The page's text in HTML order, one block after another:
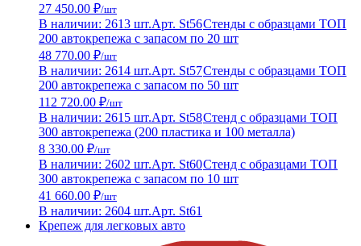
27 450.00 ₽/шт
В наличии: 2613 шт.Арт. St56Стенды с образцами ТОП
200 автокрепежа с запасом по 20 шт
48 770.00 ₽/шт
В наличии: 2614 шт.Арт. St57Стенды с образцами ТОП
200 автокрепежа с запасом по 50 шт
112 720.00 ₽/шт
В наличии: 2615 шт.Арт. St58Стенд с образцами ТОП
300 автокрепежа (200 пластика и 100 металла)
8 330.00 ₽/шт
В наличии: 2602 шт.Арт. St60Стенд с образцами ТОП
300 автокрепежа с запасом по 10 шт
41 660.00 ₽/шт
В наличии: 2604 шт.Арт. St61
Крепеж для легковых авто